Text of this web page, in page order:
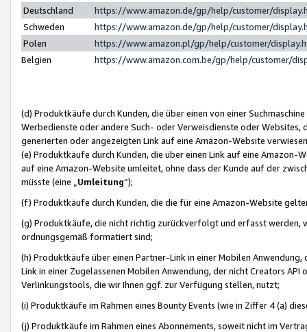
Deutschland
https://www.amazon.de/gp/help/customer/
Schweden
https://www.amazon.de/gp/help/customer/
Polen
https://www.amazon.pl/gp/help/customer/
Belgien
https://www.amazon.com.be/gp/help/customer/
(d) Produktkäufe durch Kunden, die über einen von einer
Werbedienste oder andere Such- oder Verweisdienste oder Websites,
generierten oder angezeigten Link auf eine Amazon-Website
(e) Produktkäufe durch Kunden, die über einen Link auf eine
auf eine Amazon-Website umleitet, ohne dass der Kunde auf der
müsste (eine „ Umleitung“);
(f) Produktkäufe durch Kunden, die die für eine Amazon-Website
(g) Produktkäufe, die nicht richtig zurückverfolgt und erfasst werden,
ordnungsgemäß formatiert sind;
(h) Produktkäufe über einen Partner-Link in einer Mobilen
Link in einer Zugelassenen Mobilen Anwendung, der nicht Creators
Verlinkungstools, die wir Ihnen ggf. zur Verfügung stellen, nutzt;
(i) Produktkäufe im Rahmen eines Bounty Events (wie in Ziffer 4 (a)
(j) Produktkäufe im Rahmen eines Abonnements, soweit nicht im